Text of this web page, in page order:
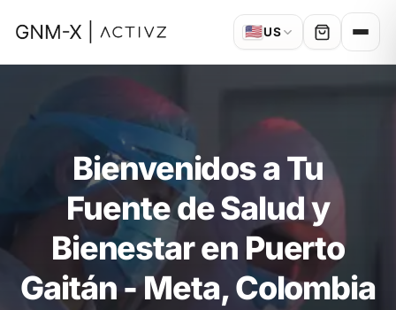
🇺🇸US
Bienvenidos a Tu
Fuente de Salud y
Bienestar en Puerto
Gaitán - Meta, Colombia